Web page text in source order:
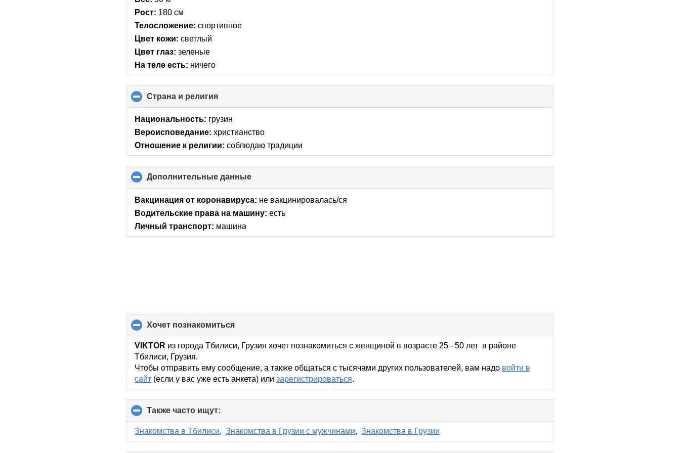
Рост: 180 см
Телосложение: спортивное
Цвет кожи: светлый
Цвет глаз: зеленые
На теле есть: ничего
Страна и религия
to
collapse
Национальность: грузин
Вероисповедание: христианство
Отношение к религии: соблюдаю традиции
Дополнительные данные
to
collapse
Вакцинация от коронавируса: не вакцинировалась/ся
Водительские права на машину: есть
Личный транспорт: машина
хочет познакомиться
to
collapse
VIKTOR из города Тбилиси, Грузия хочет познакомиться с женщиной в возрасте 25 - 50 лет в районе
Тбилиси, Грузия.
Чтобы отправить ему сообщение, а также общаться с тысячами других пользователей, вам надо войти в
сайт (если у вас уже есть анкета) илизарегистрироваться.
Также часто ищут:
to
collapse
contents
Знакомства в Тбилиси,Знакомства в Грузии с мужчинами,Знакомства в Грузии